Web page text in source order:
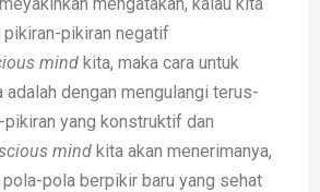
pikiran-pikiran negatif
mind kita, maka cara untuk
dengan mengulangi terus-
yang konstruktif dan
mind kita akan menerimanya,
pola berpikir baru yang sehat